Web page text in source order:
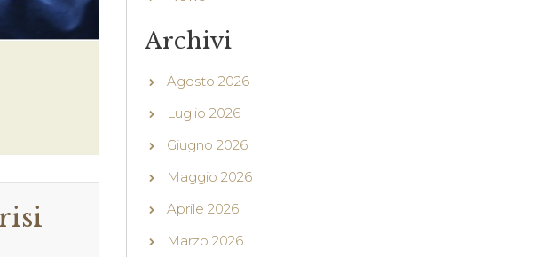
Archivi
Agosto 2026
Luglio 2026
Giugno 2026
Maggio 2026
Aprile 2026
Marzo 2026